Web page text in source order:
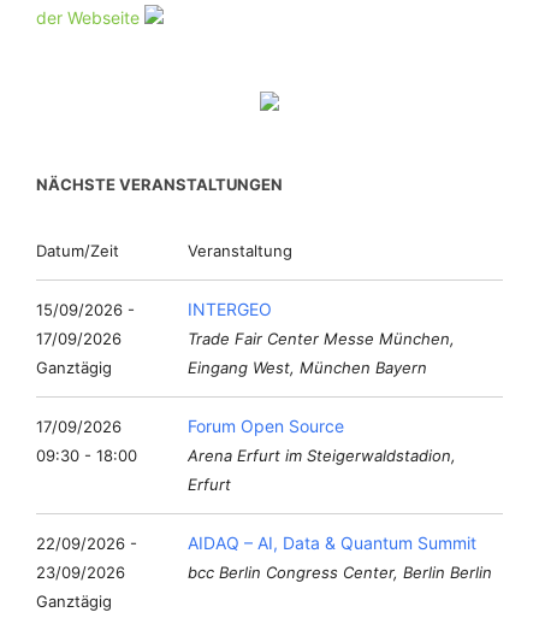
der Webseite
NÄCHSTE VERANSTALTUNGEN
Datum/Zeit Veranstaltung
15/09/2026 -
17/09/2026
Ganztägig
INTERGEO
Trade Fair Center Messe München,
Eingang West, München Bayern
17/09/2026
09:30 - 18:00
Forum Open Source
Arena Erfurt im Steigerwaldstadion,
Erfurt
22/09/2026 -
23/09/2026
Ganztägig
AIDAQ – AI, Data & Quantum Summit
bcc Berlin Congress Center, Berlin Berlin